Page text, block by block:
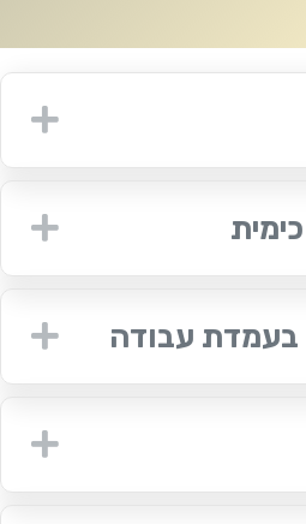
בעמדת עבודה